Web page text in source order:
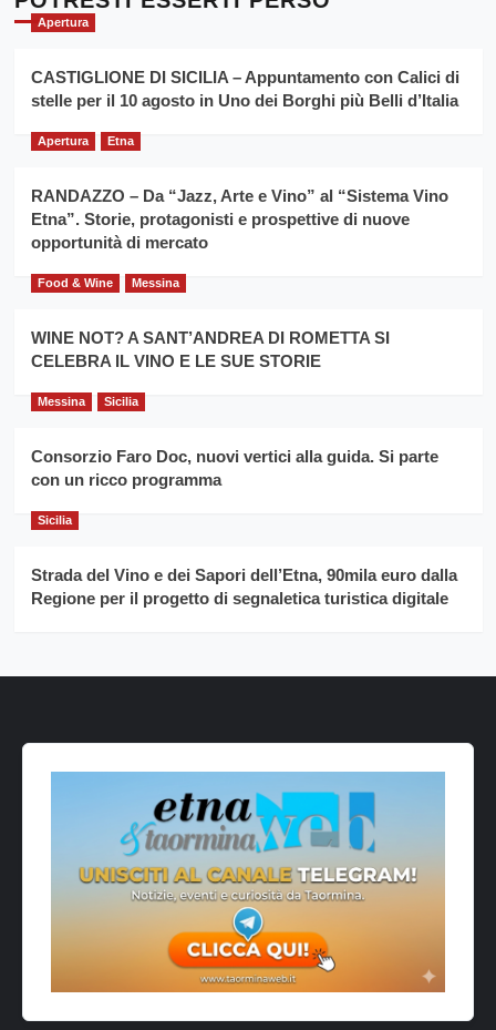
evento
la
filiera
grano
per
il
anno
Franco
Caruso
Apertura
CASTIGLIONE DI SICILIA – Appuntamento con Calici di
stelle per il 10 agosto in Uno dei Borghi più Belli d’Italia
Apertura Etna
RANDAZZO – Da “Jazz, Arte e Vino” al “Sistema Vino
Etna”. Storie, protagonisti e prospettive di nuove
opportunità di mercato
Food & Wine Messina
WINE NOT? A SANT’ANDREA DI ROMETTA SI
CELEBRA IL VINO E LE SUE STORIE
Messina Sicilia
Consorzio Faro Doc, nuovi vertici alla guida. Si parte
con un ricco programma
Sicilia
Strada del Vino e dei Sapori dell’Etna, 90mila euro dalla
Regione per il progetto di segnaletica turistica digitale